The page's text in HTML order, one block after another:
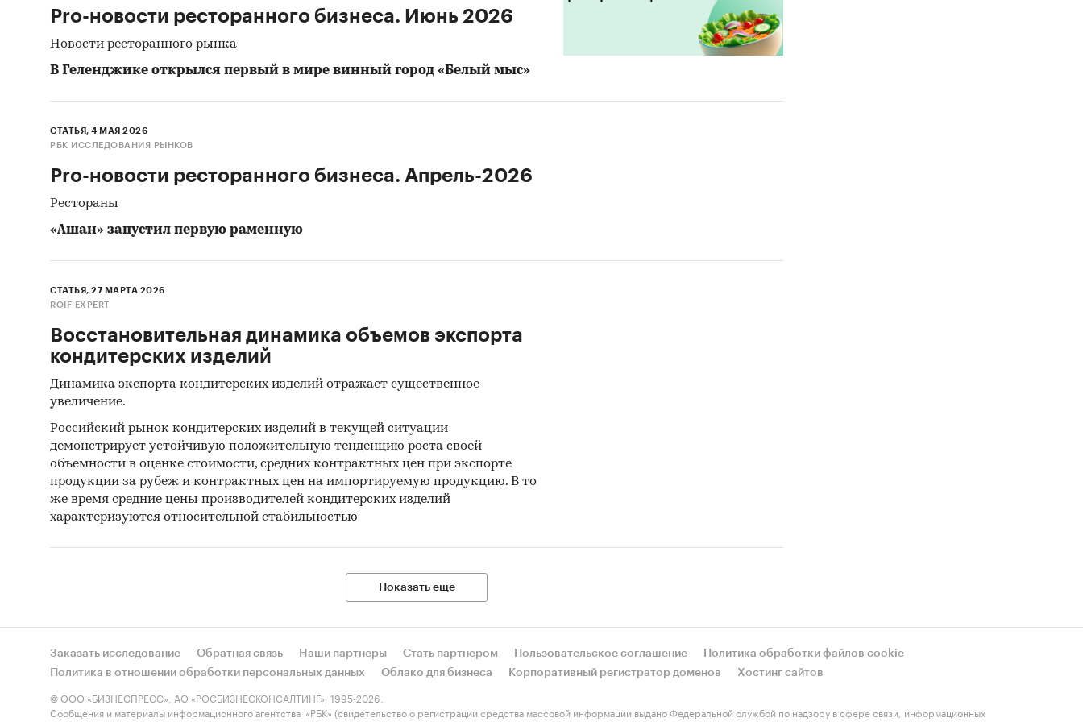
Pro-новости ресторанного бизнеса. Июнь 2026
Новости ресторанного рынка
В Геленджике открылся первый в мире винный город «Белый мыс»
СТАТЬЯ, 4 МАЯ 2026
РБК ИССЛЕДОВАНИЯ РЫНКОВ
Pro-новости ресторанного бизнеса. Апрель-2026
Рестораны
«Ашан» запустил первую раменную
СТАТЬЯ, 27 МАРТА 2026
ROIF EXPERT
Восстановительная динамика объемов экспорта
кондитерских изделий
Динамика экспорта кондитерских изделий отражает существенное
увеличение.
Российский рынок кондитерских изделий в текущей ситуации
демонстрирует устойчивую положительную тенденцию роста своей
объемности в оценке стоимости, средних контрактных цен при экспорте
продукции за рубеж и контрактных цен на импортируемую продукцию. В то
же время средние цены производителей кондитерских изделий
характеризуются относительной стабильностью
Показать еще
Заказать исследование Обратная связь Наши партнеры Стать партнером Пользовательское соглашение
Политика обработки файлов cookie
Политика в отношении обработки персональных данных
Облако для бизнеса Корпоративный регистратор доменов Хостинг сайтов
© ООО «БИЗНЕСПРЕСС», АО «РОСБИЗНЕСКОНСАЛТИНГ», 1995-2026.
Сообщения и материалы информационного агентства «РБК» (свидетельство о регистрации средства массовой информации выдано Федеральной службой по надзору в сфере связи, информационных